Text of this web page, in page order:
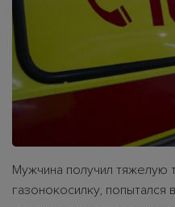
Мужчина получил тяжелую
газонокосилку, попытался